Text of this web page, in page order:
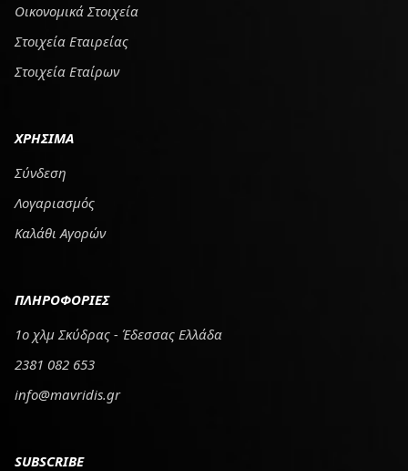
Οικονομικά Στοιχεία
Στοιχεία Εταιρείας
Στοιχεία Εταίρων
ΧΡΗΣΙΜΑ
Σύνδεση
Λογαριασμός
Καλάθι Αγορών
ΠΛΗΡΟΦΟΡΙΕΣ
1ο χλμ Σκύδρας - Έδεσσας Ελλάδα
2381 082 653
info@mavridis.gr
SUBSCRIBE